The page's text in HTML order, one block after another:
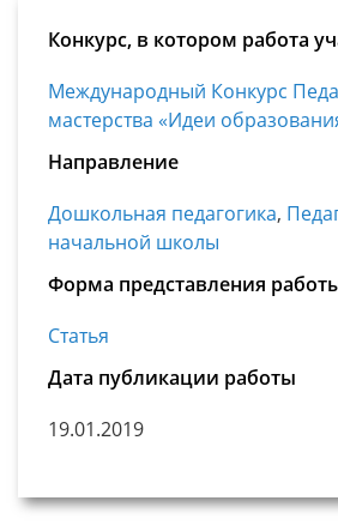
Конкурс, в котором работа
Международный Конкурс
мастерства «Идеи
Направление
Дошкольная педагогика,
начальной школы
Форма представления
Статья
Дата публикации работы
19.01.2019